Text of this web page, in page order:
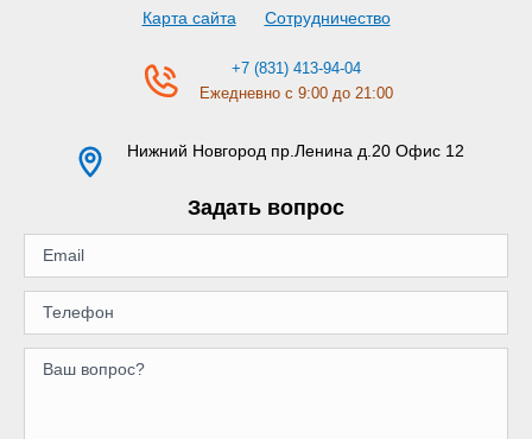
Карта сайта
Сотрудничество
+7 (831) 413-94-04
Ежедневно с 9:00 до 21:00
Нижний Новгород пр.Ленина д.20 Офис 12
Задать вопрос